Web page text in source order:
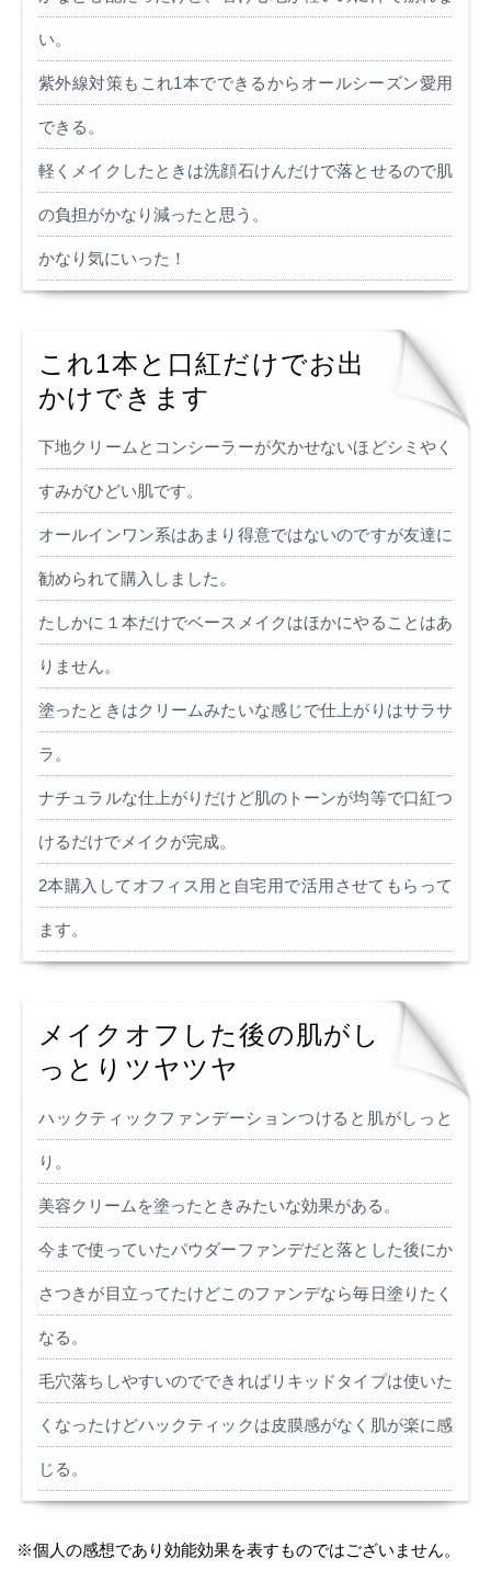
い。
紫外線対策もこれ1本でできるからオールシーズン愛用
できる。
軽くメイクしたときは洗顔石けんだけで落とせるので肌
の負担がかなり減ったと思う。
かなり気にいった！
これ1本と口紅だけでお出
かけできます
下地クリームとコンシーラーが欠かせないほどシミやく
すみがひどい肌です。
オールインワン系はあまり得意ではないのですが友達に
勧められて購入しました。
たしかに１本だけでベースメイクはほかにやることはあ
りません。
塗ったときはクリームみたいな感じで仕上がりはサラサ
ラ。
ナチュラルな仕上がりだけど肌のトーンが均等で口紅つ
けるだけでメイクが完成。
2本購入してオフィス用と自宅用で活用させてもらって
ます。
メイクオフした後の肌がし
っとりツヤツヤ
ハックティックファンデーションつけると肌がしっと
り。
美容クリームを塗ったときみたいな効果がある。
今まで使っていたパウダーファンデだと落とした後にか
さつきが目立ってたけどこのファンデなら毎日塗りたく
なる。
毛穴落ちしやすいのでできればリキッドタイプは使いた
くなったけどハックティックは皮膜感がなく肌が楽に感
じる。
※個人の感想であり効能効果を表すものではございません。